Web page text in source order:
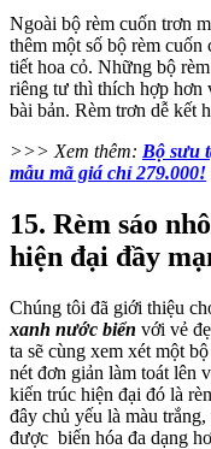
Ngoài bộ rèm cuốn trơn
thêm một số bộ rèm
tiết hoa cỏ. Những bộ
riêng tư thì thích hợp hơn
bài bản. Rèm trơn dễ kết
>>> Xem thêm: Bộ sưu
mẫu mã giá chỉ 279.000!
15. Rèm sáo
hiện đại đầy
Chúng tôi đã giới thiệu
xanh nước biển với vẻ
ta sẽ cùng xem xét một
nét đơn giản làm toát lên
kiến trúc hiện đại đó là
đây chủ yếu là màu
được biến hóa đa dạng